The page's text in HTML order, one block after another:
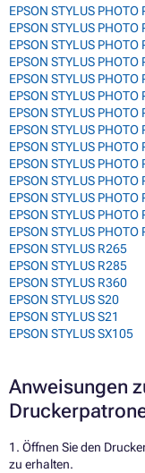
EPSON STYLUS PHOTO
EPSON STYLUS PHOTO
EPSON STYLUS PHOTO
EPSON STYLUS PHOTO
EPSON STYLUS PHOTO
EPSON STYLUS PHOTO
EPSON STYLUS PHOTO
EPSON STYLUS PHOTO
EPSON STYLUS PHOTO
EPSON STYLUS PHOTO
EPSON STYLUS PHOTO
EPSON STYLUS PHOTO
EPSON STYLUS PHOTO
EPSON STYLUS PHOTO
EPSON STYLUS R265
EPSON STYLUS R285
EPSON STYLUS R360
EPSON STYLUS S20
EPSON STYLUS S21
EPSON STYLUS SX105
Anweisungen
1. Öffnen Sie den
zu erhalten.